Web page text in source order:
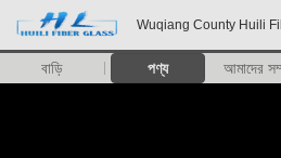
Wuqiang County Huili
বাড়ি পণ্য আমাদের